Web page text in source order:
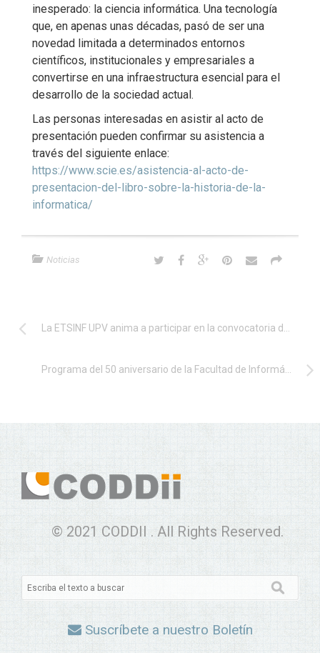
inesperado: la ciencia informática. Una tecnología
que, en apenas unas décadas, pasó de ser una
novedad limitada a determinados entornos
científicos, institucionales y empresariales a
convertirse en una infraestructura esencial para el
desarrollo de la sociedad actual.
Las personas interesadas en asistir al acto de
presentación pueden confirmar su asistencia a
través del siguiente enlace:
https://www.scie.es/asistencia-al-acto-de-
presentacion-del-libro-sobre-la-historia-de-la-
informatica/
Noticias
© 2021 CODDII . All Rights Reserved.
Suscríbete a nuestro Boletín